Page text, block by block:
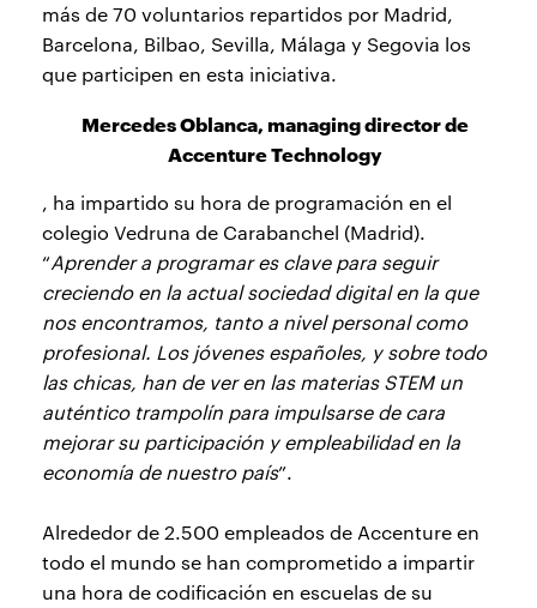
más de 70 voluntarios repartidos por Madrid,
Barcelona, Bilbao, Sevilla, Málaga y Segovia los
que participen en esta iniciativa.
Mercedes Oblanca, managing director de
Accenture Technology
, ha impartido su hora de programación en el
colegio Vedruna de Carabanchel (Madrid).
“Aprender a programar es clave para seguir
creciendo en la actual sociedad digital en la que
nos encontramos, tanto a nivel personal como
profesional. Los jóvenes españoles, y sobre todo
las chicas, han de ver en las materias STEM un
auténtico trampolín para impulsarse de cara
mejorar su participación y empleabilidad en la
economía de nuestro país”.
Alrededor de 2.500 empleados de Accenture en
todo el mundo se han comprometido a impartir
una hora de codificación en escuelas de su